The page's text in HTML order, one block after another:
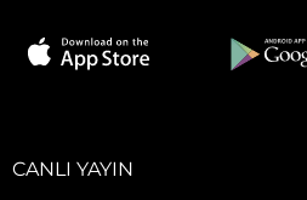
CANLI YAYIN